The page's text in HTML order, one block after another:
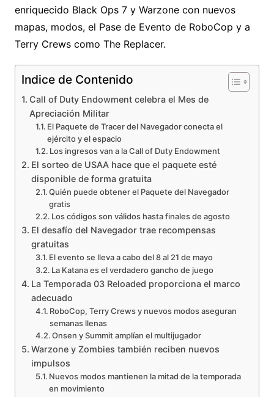
enriquecido Black Ops 7 y Warzone con nuevos
mapas, modos, el Pase de Evento de RoboCop y a
Terry Crews como The Replacer.
Indice de Contenido
Call of Duty Endowment celebra el Mes de
Apreciación Militar
El Paquete de Tracer del Navegador conecta el
ejército y el espacio
Los ingresos van a la Call of Duty Endowment
El sorteo de USAA hace que el paquete esté
disponible de forma gratuita
Quién puede obtener el Paquete del Navegador
gratis
Los códigos son válidos hasta finales de agosto
El desafío del Navegador trae recompensas
gratuitas
El evento se lleva a cabo del 8 al 21 de mayo
La Katana es el verdadero gancho de juego
La Temporada 03 Reloaded proporciona el marco
adecuado
RoboCop, Terry Crews y nuevos modos aseguran
semanas llenas
Onsen y Summit amplían el multijugador
Warzone y Zombies también reciben nuevos
impulsos
Nuevos modos mantienen la mitad de la temporada
en movimiento